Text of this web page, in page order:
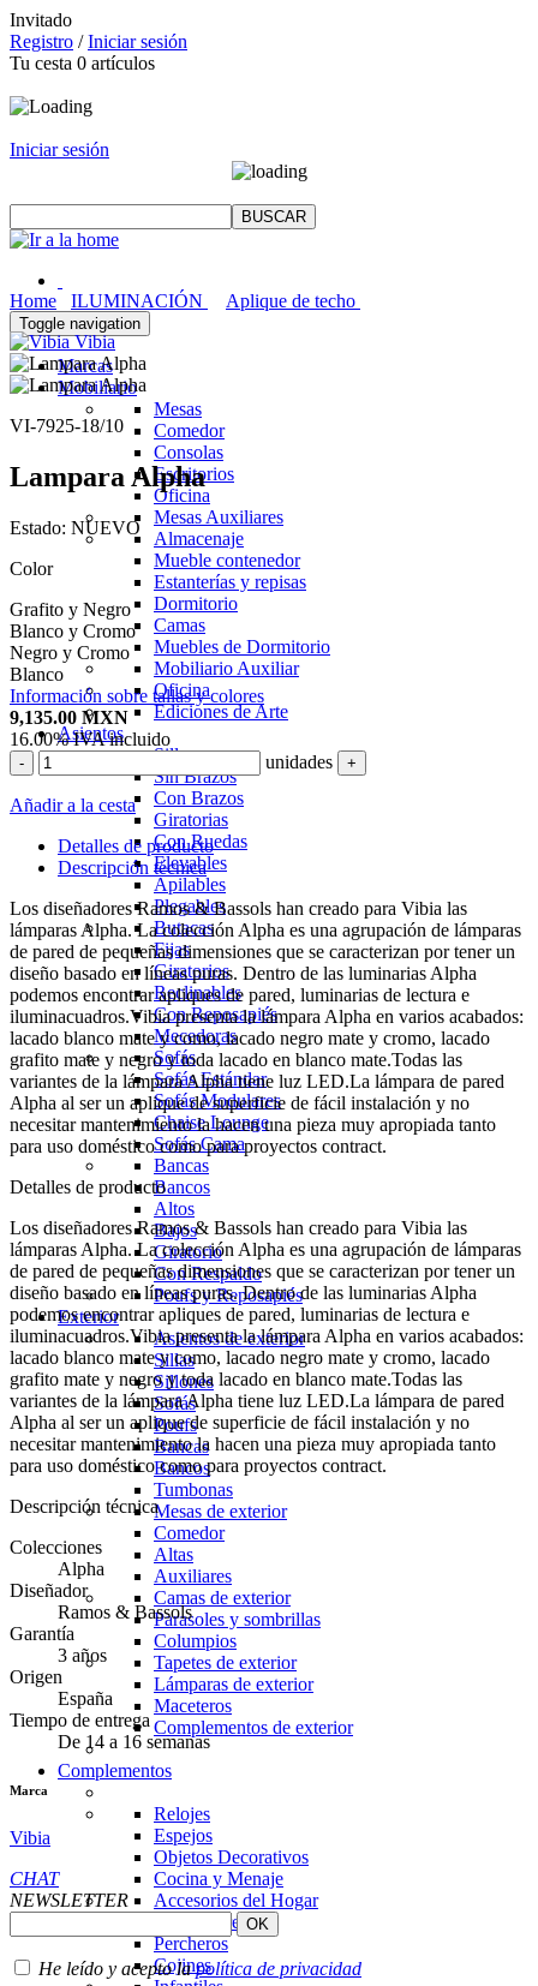
Invitado
Registro /Iniciar sesión
Tu cesta 0 artículos
Iniciar sesión
Toggle navigation
Marcas
Mobiliario
Mesas
Comedor
Consolas
Escritorios
Oficina
Mesas Auxiliares
Almacenaje
Mueble contenedor
Estanterías y repisas
Dormitorio
Camas
Muebles de Dormitorio
Mobiliario Auxiliar
Oficina
Ediciones de Arte
Asientos
Sillas
Sin Brazos
Con Brazos
Giratorias
Con Ruedas
Elevables
Apilables
Plegables
Butacas
Fijas
Giratorios
Reclinables
Con Reposapiés
Mecedoras
Sofás
Sofás Estándar
Sofás Modulares
Chaise Lounge
Sofás Cama
Bancas
Bancos
Altos
Bajos
Giratorio
Con Respaldo
Poufs y Reposapiés
Exterior
Asientos de exterior
Sillas
Sillones
Sofás
Poufs
Bancas
Bancos
Tumbonas
Mesas de exterior
Comedor
Altas
Auxiliares
Camas de exterior
Parasoles y sombrillas
Columpios
Tapetes de exterior
Lámparas de exterior
Maceteros
Complementos de exterior
Complementos
Relojes
Espejos
Objetos Decorativos
Cocina y Menaje
Accesorios del Hogar
Arte y Pared
Percheros
Cojines
Home ILUMINACIÓN
Aplique de techo
Vibia
VI-7925-18/10
Lampara Alpha
Estado: NUEVO
Color
Grafito y Negro
Blanco y Cromo
Negro y Cromo
Blanco
Información sobre tallas y colores
9,135.00 MXN
16.00%IVA incluido
- unidades +
Añadir a la cesta
Detalles de producto
Descripción técnica
Los diseñadores Ramos & Bassols han creado para Vibia las
lámparas Alpha. La colección Alpha es una agrupación de lámparas
de pared de pequeñas dimensiones que se caracterizan por tener un
diseño basado en líneas puras. Dentro de las luminarias Alpha
podemos encontrar apliques de pared, luminarias de lectura e
iluminacuadros.Vibia presenta la lámpara Alpha en varios acabados:
lacado blanco mate y como, lacado negro mate y cromo, lacado
grafito mate y negro y toda lacado en blanco mate.Todas las
variantes de la lámpara Alpha tiene luz LED.La lámpara de pared
Alpha al ser un aplique de superficie de fácil instalación y no
necesitar mantenimiento la hacen una pieza muy apropiada tanto
para uso doméstico como para proyectos contract.
Detalles de producto
Los diseñadores Ramos & Bassols han creado para Vibia las
lámparas Alpha. La colección Alpha es una agrupación de lámparas
de pared de pequeñas dimensiones que se caracterizan por tener un
diseño basado en líneas puras. Dentro de las luminarias Alpha
podemos encontrar apliques de pared, luminarias de lectura e
iluminacuadros.Vibia presenta la lámpara Alpha en varios acabados:
lacado blanco mate y como, lacado negro mate y cromo, lacado
grafito mate y negro y toda lacado en blanco mate.Todas las
variantes de la lámpara Alpha tiene luz LED.La lámpara de pared
Alpha al ser un aplique de superficie de fácil instalación y no
necesitar mantenimiento la hacen una pieza muy apropiada tanto
para uso doméstico como para proyectos contract.
Descripción técnica
Colecciones
Alpha
Diseñador
Ramos & Bassols
Garantía
3 años
Origen
España
Tiempo de entrega
De 14 a 16 semanas
Marca
Vibia
CHAT
NEWSLETTER
He leído y acepto lapolítica de privacidad